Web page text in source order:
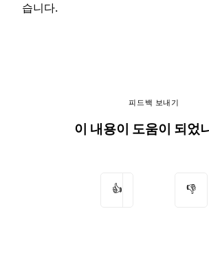
습니다.
피드백 보내기
이 내용이 도움이 되었
👍 👎